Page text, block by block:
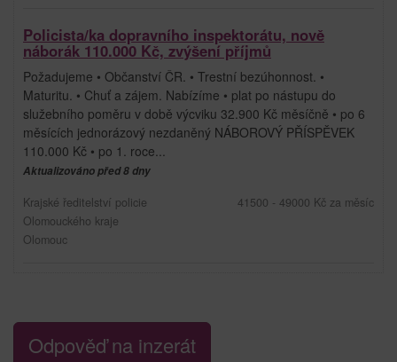
Policista/ka dopravního inspektorátu, nově
náborák 110.000 Kč, zvýšení příjmů
Požadujeme • Občanství ČR. • Trestní bezúhonnost. •
Maturitu. • Chuť a zájem. Nabízíme • plat po nástupu do
služebního poměru v době výcviku 32.900 Kč měsíčně • po 6
měsících jednorázový nezdaněný NÁBOROVÝ PŘÍSPĚVEK
110.000 Kč • po 1. roce...
Aktualizováno před 8 dny
Krajské ředitelství policie
Olomouckého kraje
Olomouc
41500 - 49000 Kč za měsíc
Odpověď na inzerát